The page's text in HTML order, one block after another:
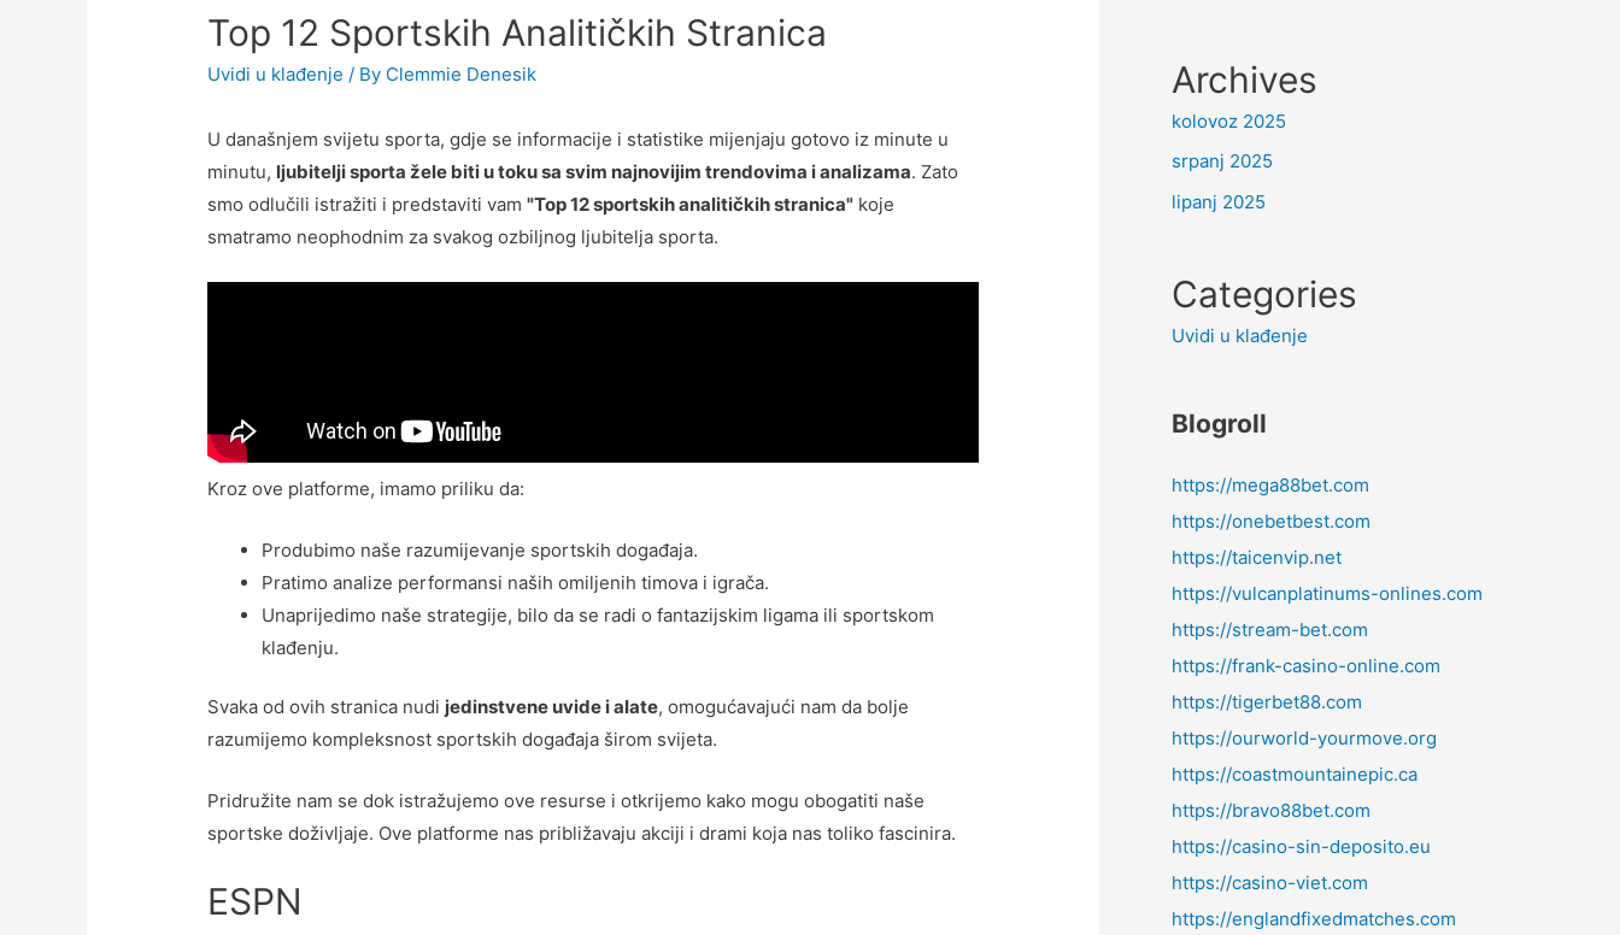
Top 12 Sportskih Analitičkih Stranica
Uvidi u klađenje / By Clemmie Denesik
U današnjem svijetu sporta, gdje se informacije i statistike mijenjaju gotovo iz minute u
minutu, ljubitelji sporta žele biti u toku sa svim najnovijim trendovima i analizama. Zato
smo odlučili istražiti i predstaviti vam"Top 12 sportskih analitičkih stranica" koje
smatramo neophodnim za svakog ozbiljnog ljubitelja sporta.
Kroz ove platforme, imamo priliku da:
Produbimo naše razumijevanje sportskih događaja.
Pratimo analize performansi naših omiljenih timova i igrača.
Unaprijedimo naše strategije, bilo da se radi o fantazijskim ligama ili sportskom
klađenju.
Svaka od ovih stranica nudi jedinstvene uvide i alate, omogućavajući nam da bolje
razumijemo kompleksnost sportskih događaja širom svijeta.
Pridružite nam se dok istražujemo ove resurse i otkrijemo kako mogu obogatiti naše
sportske doživljaje. Ove platforme nas približavaju akciji i drami koja nas toliko fascinira.
ESPN
Archives
kolovoz 2025
srpanj 2025
lipanj 2025
Categories
Uvidi u klađenje
Blogroll
https://mega88bet.com
https://onebetbest.com
https://taicenvip.net
https://vulcanplatinums-onlines.com
https://stream-bet.com
https://frank-casino-online.com
https://tigerbet88.com
https://ourworld-yourmove.org
https://coastmountainepic.ca
https://bravo88bet.com
https://casino-sin-deposito.eu
https://casino-viet.com
https://englandfixedmatches.com